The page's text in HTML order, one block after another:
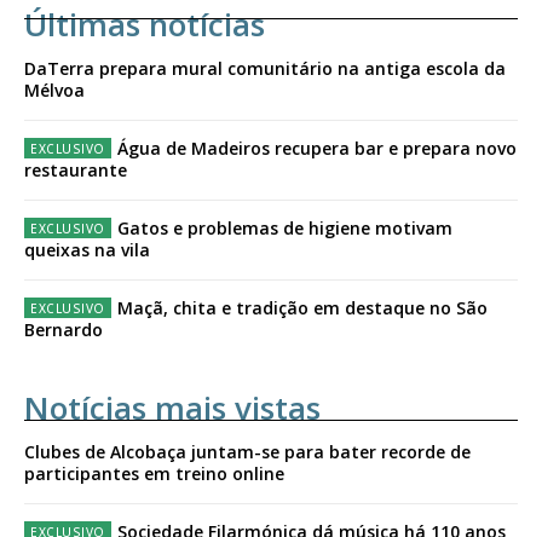
Últimas notícias
DaTerra prepara mural comunitário na antiga escola da
Mélvoa
Água de Madeiros recupera bar e prepara novo
restaurante
Gatos e problemas de higiene motivam
queixas na vila
Maçã, chita e tradição em destaque no São
Bernardo
Notícias mais vistas
Clubes de Alcobaça juntam-se para bater recorde de
participantes em treino online
Sociedade Filarmónica dá música há 110 anos